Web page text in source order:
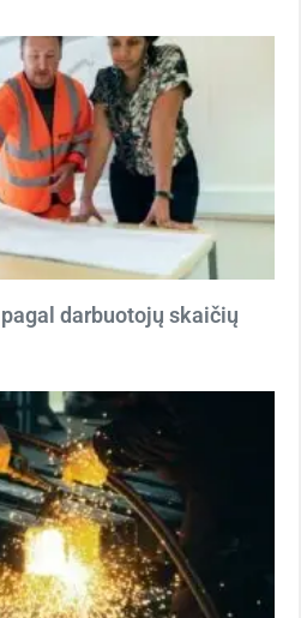
darbuotojų skaičių